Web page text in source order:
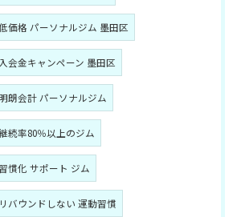
価格 パーソナルジム 墨田区
入会金キャンペーン 墨田区
朗会計 パーソナルジム
続率80％以上のジム
慣化 サポート ジム
リバウンドしない 運動習慣